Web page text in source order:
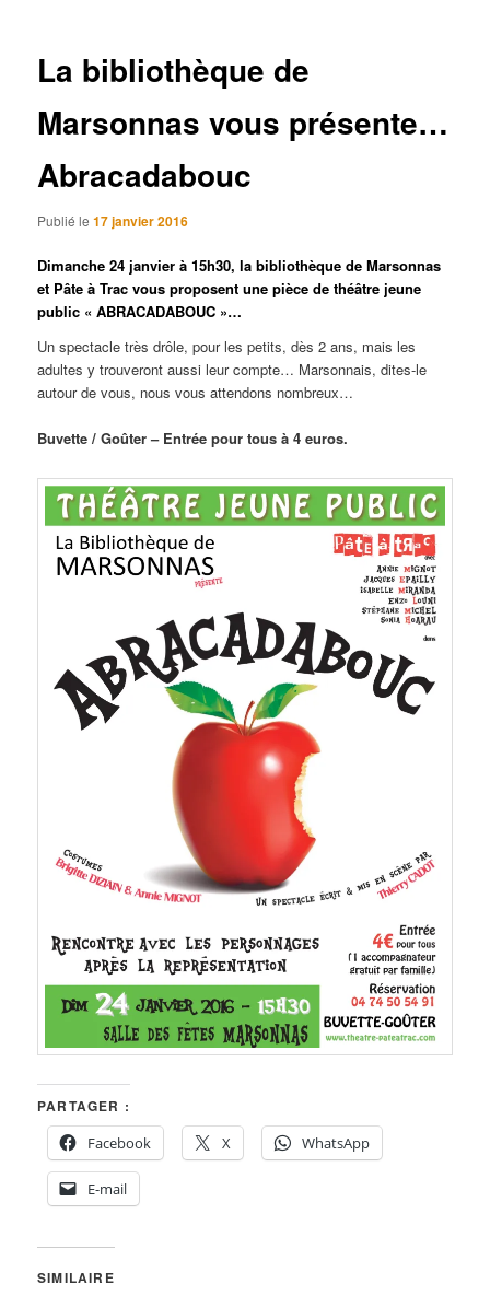
La bibliothèque de
Marsonnas vous présente…
Abracadabouc
Publié le17 janvier 2016
Dimanche 24 janvier à 15h30, la bibliothèque de Marsonnas
et Pâte à Trac vous proposent une pièce de théâtre jeune
public « ABRACADABOUC »…
Un spectacle très drôle, pour les petits, dès 2 ans, mais les
adultes y trouveront aussi leur compte… Marsonnais, dites-le
autour de vous, nous vous attendons nombreux…
Buvette / Goûter – Entrée pour tous à 4 euros.
PARTAGER :
Facebook
X WhatsApp
E-mail
SIMILAIRE